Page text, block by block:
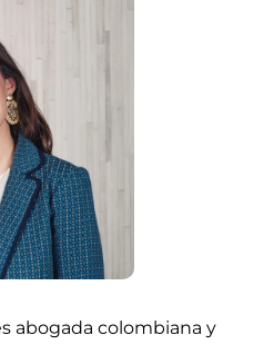
abogada colombiana y